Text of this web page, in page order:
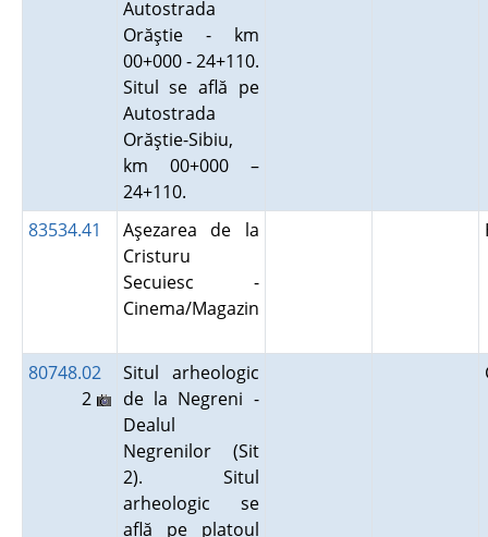
Autostrada
Orăştie - km
00+000 - 24+110.
Situl se află pe
Autostrada
Orăştie-Sibiu,
km 00+000 –
24+110.
83534.41
Aşezarea de la
Cristuru
Secuiesc -
Cinema/Magazin
80748.02
2
Situl arheologic
de la Negreni -
Dealul
Negrenilor (Sit
2). Situl
arheologic se
află pe platoul